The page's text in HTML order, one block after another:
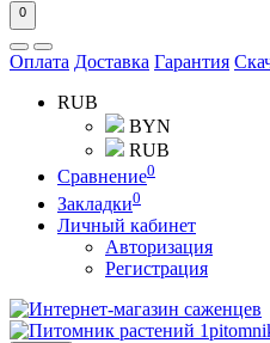
0
Оплата Доставка Гарантия
RUB
BYN
RUB
Сравнение0
Закладки0
Личный кабинет
Авторизация
Регистрация